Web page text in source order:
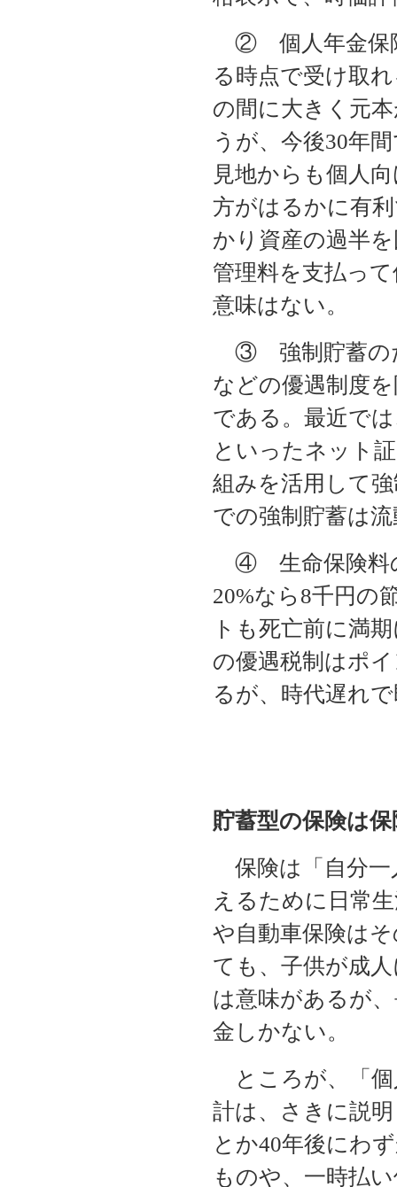
② 個人年金保険
る時点で受け取
の間に大きく元
うが、今後30年
見地からも個人
方がはるかに有
かり資産の過半
管理料を支払っ
意味はない。
③ 強制貯蓄のた
などの優遇制度
である。最近で
といったネット
組みを活用して
での強制貯蓄は
④ 生命保険料の
20%なら8千円の
トも死亡前に満
の優遇税制はポ
るが、時代遅れ
貯蓄型の保険は
保険は「自分一
えるために日常
や自動車保険は
ても、子供が成
は意味があるが
金しかない。
ところが、「個
計は、さきに説
とか40年後にわ
ものや、一時払